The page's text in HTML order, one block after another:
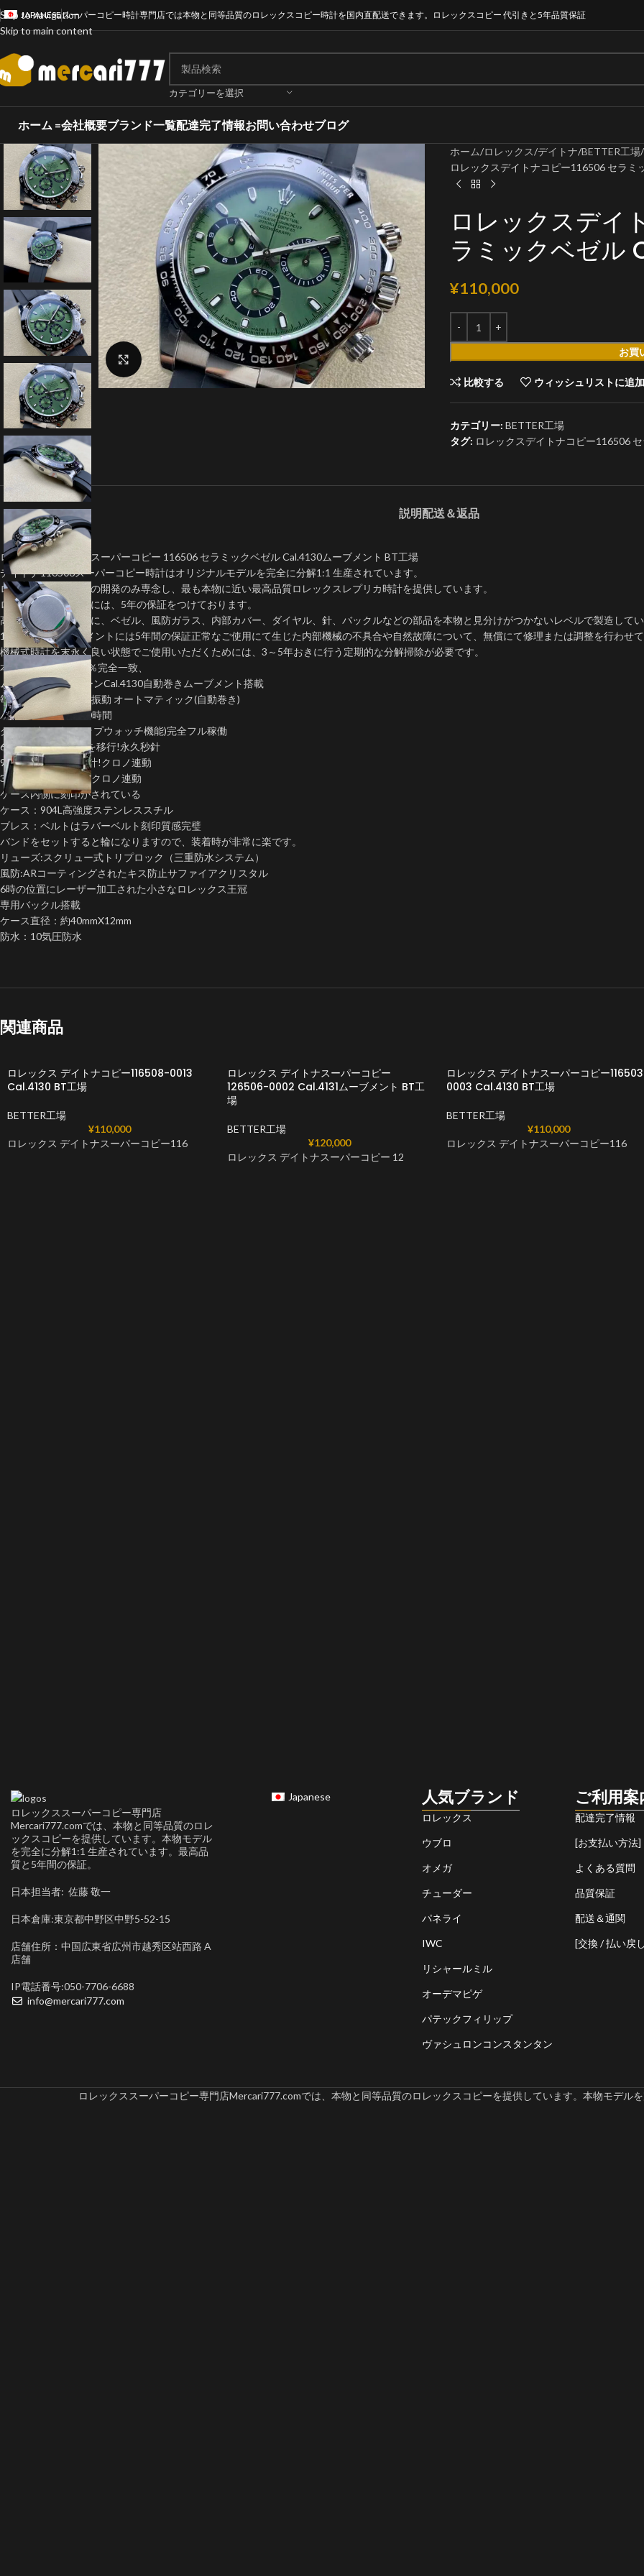
Skip to navigation
Skip to main content
JAPANESEスーパーコピー時計専門店では本物と同等品質のロレックスコピー時計を国内直配送できます。ロレックスコピー 代引きと5年品質保証
カテゴリーを選択
ホーム =会社概要ブランド一覧配達完了情報お問い合わせブログ
クリックで拡大
ホーム ロレックス デイトナ BETTER工場
ロレックスデイトナコピー116506 セラミ
ロレックスデイ
ラミックベゼル
¥110,000
お買
比較する ウィッシュリストに追
カテゴリー: BETTER工場
タグ: ロレックスデイトナコピー116506
説明配送＆返品
ロレックスデイトナスーパーコピー 116506 セラミックベゼル Cal.4130ムーブメント BT工場
デイトナ116506スーパーコピー時計はオリジナルモデルを完全に分解1:1 生産されています。
ロレックスレプリカの開発のみ専念し、最も本物に近い最高品質ロレックスレプリカ時計を提供しています。
ロレックス偽物時計には、5年の保証をつけております。
高いコストを厭わずに、ベゼル、風防ガラス、内部カバー、ダイヤル、針、バックルなどの部品を本物と見分けがつかないレベルで製造して
1:1クローンムーブメントには5年間の保証正常なご使用にて生じた内部機械の不具合や自然故障について、無償にて修理または調整を行わせ
機械式時計を末永く良い状態でご使用いただくためには、3～5年おきに行う定期的な分解掃除が必要です。
本物の機能とも100％完全一致、
ムーブメント:クローンCal.4130自動巻きムーブメント搭載
毎秒８振動・ 28800振動 オートマティック(自動巻き)
パワーリザーブ約70時間
クロノグラフ(ストップウォッチ機能)完全フル稼働
6時位置にスモセコを移行!永久秒針
9時位置12時間積算計!クロノ連動
3時位置30分積算計!クロノ連動
ケース内側に刻印がされている
ケース：904L高強度ステンレススチル
ブレス：ベルトはラバーベルト刻印質感完璧
バンドをセットすると輪になりますので、装着時が非常に楽です。
リューズ:スクリュー式トリプロック（三重防水システム）
風防:ARコーティングされたキス防止サファイアクリスタル
6時の位置にレーザー加工された小さなロレックス王冠
専用バックル搭載
ケース直径：約40mmX12mm
防水：10気圧防水
関連商品
ロレックス デイトナコピー116508-0013
Cal.4130 BT工場
BETTER工場
¥110,000
ロレックス デイトナスーパーコピー116
ロレックス デイトナスーパーコピー
126506-0002 Cal.4131ムーブメント BT工
場
BETTER工場
¥120,000
ロレックス デイトナスーパーコピー 12
ロレックス デイトナスーパーコピー
0003 Cal.4130 BT工場
BETTER工場
¥110,000
ロレックス デイトナスーパーコピー116
ロレックススーパーコピー専門店
Mercari777.comでは、本物と同等品質のロレ
ックスコピーを提供しています。本物モデル
を完全に分解1:1 生産されています。最高品
質と5年間の保証。
日本担当者: 佐藤 敬一
日本倉庫:東京都中野区中野5-52-15
店舗住所：中国広東省広州市越秀区站西路 A
店舗
IP電話番号:050-7706-6688
info@mercari777.com
Japanese 人気ブランド
ロレックス
ウブロ
オメガ
チューダー
パネライ
IWC
リシャールミル
オーデマピゲ
パテックフィリップ
ヴァシュロンコンスタンタン
ご利用案
配達完了情報
[お支払い方法]
よくある質問
品質保証
配送＆通関
[交換 / 払い戻
ロレックススーパーコピー専門店Mercari777.comでは、本物と同等品質のロレックスコピーを提供しています。本物モデル